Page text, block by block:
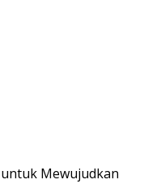
Mewujudkan